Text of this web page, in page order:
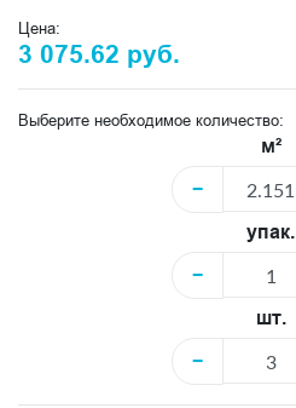
Цена:
3 075.62 руб.
Выберите необходимое количество:
м²
−
упак.
−
шт.
−